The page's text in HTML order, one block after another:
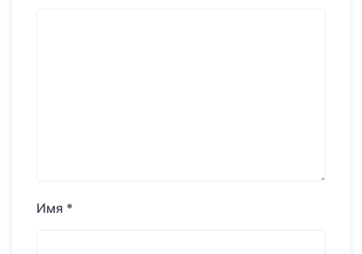
Имя *